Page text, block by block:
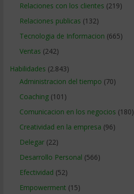
Relaciones con los clientes (219)
Relaciones publicas (132)
Tecnologia de Informacion (665)
Ventas (242)
Habilidades (2.843)
Administracion del tiempo (70)
Coaching(101)
Comunicacion en los negocios (180)
Creatividad en la empresa (96)
Delegar(22)
Desarrollo Personal (566)
Efectividad (52)
Empowerment (15)